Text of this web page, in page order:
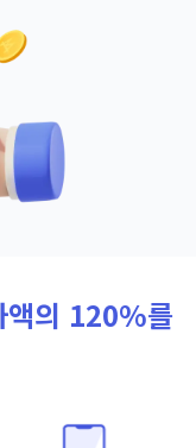
액의 120%를